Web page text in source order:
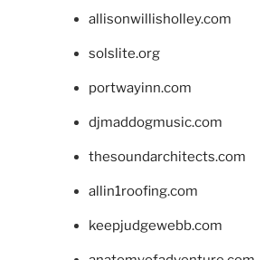
allisonwillisholley.com
solslite.org
portwayinn.com
djmaddogmusic.com
thesoundarchitects.com
allin1roofing.com
keepjudgewebb.com